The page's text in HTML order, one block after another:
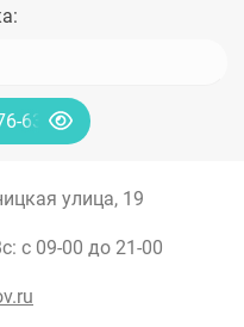
63-11
улица, 19
с 09-00 до 21-00